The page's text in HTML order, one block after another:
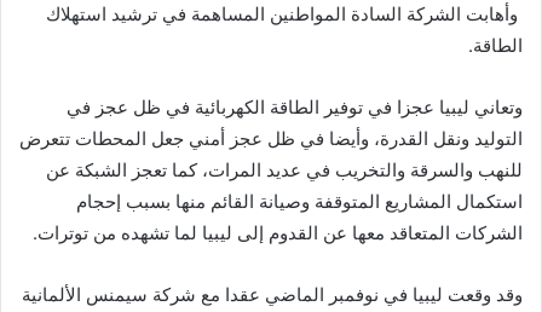
وأهابت الشركة السادة المواطنين المساهمة في ترشيد استهلاك
الطاقة.
وتعاني ليبيا عجزا في توفير الطاقة الكهربائية في ظل عجز في
التوليد ونقل القدرة، وأيضا في ظل عجز أمني جعل المحطات تتعرض
للنهب والسرقة والتخريب في عديد المرات، كما تعجز الشبكة عن
استكمال المشاريع المتوقفة وصيانة القائم منها بسبب إحجام
الشركات المتعاقد معها عن القدوم إلى ليبيا لما تشهده من توترات.
وقد وقعت ليبيا في نوفمبر الماضي عقدا مع شركة سيمنس الألمانية